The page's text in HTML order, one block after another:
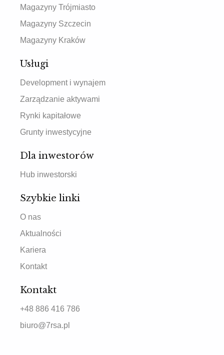
Magazyny Trójmiasto
Magazyny Szczecin
Magazyny Kraków
Usługi
Development i wynajem
Zarządzanie aktywami
Rynki kapitałowe
Grunty inwestycyjne
Dla inwestorów
Hub inwestorski
Szybkie linki
O nas
Aktualności
Kariera
Kontakt
Kontakt
+48 886 416 786
biuro@7rsa.pl